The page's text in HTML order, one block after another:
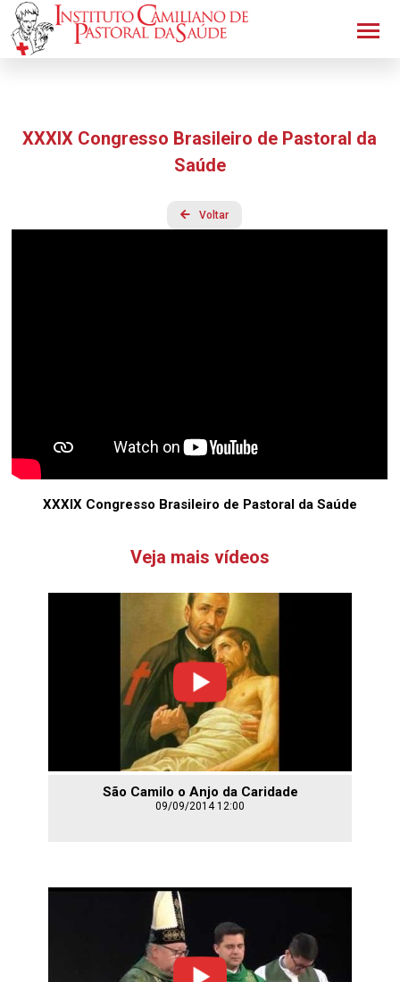
XXXIX Congresso Brasileiro de Pastoral da
Saúde
Voltar
XXXIX Congresso Brasileiro de Pastoral da Saúde
Veja mais vídeos
São Camilo o Anjo da Caridade
09/09/2014 12:00